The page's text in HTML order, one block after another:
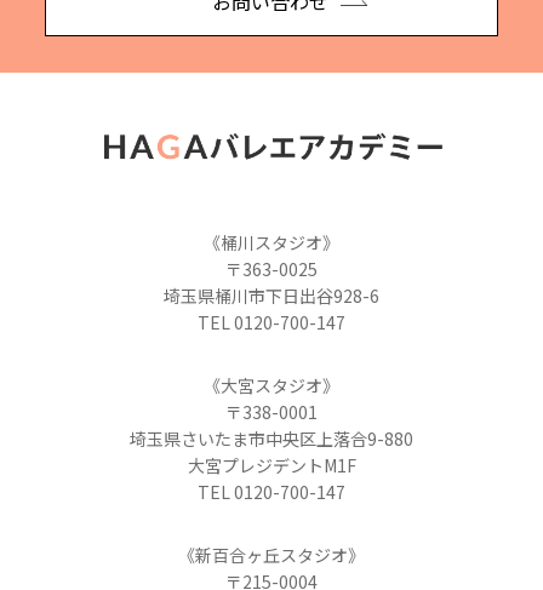
《桶川スタジオ》
〒363-0025
埼玉県桶川市下日出谷928-6
TEL 0120-700-147
《大宮スタジオ》
〒338-0001
埼玉県さいたま市中央区上落合9-880
大宮プレジデントM1F
TEL 0120-700-147
《新百合ヶ丘スタジオ》
〒215-0004